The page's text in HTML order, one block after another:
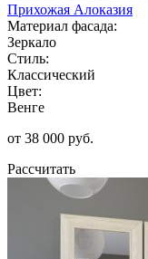
Прихожая Алоказия
Материал фасада:
Зеркало
Стиль:
Классический
Цвет:
Венге
от 38 000 руб.
Рассчитать